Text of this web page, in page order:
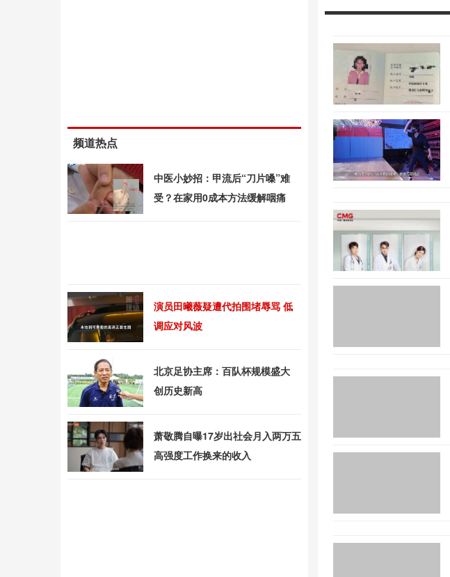
频道热点
中医小妙招：甲流后“刀片嗓”难
受？在家用0成本方法缓解咽痛
演员田曦薇疑遭代拍围堵辱骂 低
调应对风波
北京足协主席：百队杯规模盛大
创历史新高
萧敬腾自曝17岁出社会月入两万五
高强度工作换来的收入